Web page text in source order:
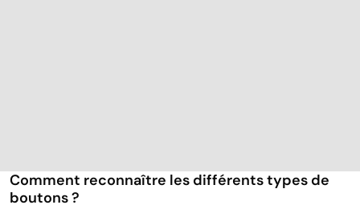
Comment reconnaître les différents types de
boutons ?